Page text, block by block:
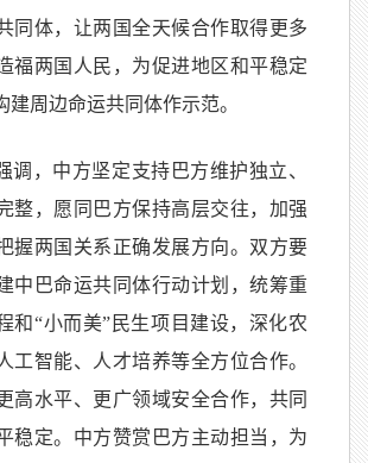
同体，让两国全天候合作取得更多
福两国人民，为促进地区和平稳定
建周边命运共同体作示范。
调，中方坚定支持巴方维护独立、
整，愿同巴方保持高层交往，加强
握两国关系正确发展方向。双方要
中巴命运共同体行动计划，统筹重
和“小而美”民生项目建设，深化农
工智能、人才培养等全方位合作。
高水平、更广领域安全合作，共同
稳定。中方赞赏巴方主动担当，为